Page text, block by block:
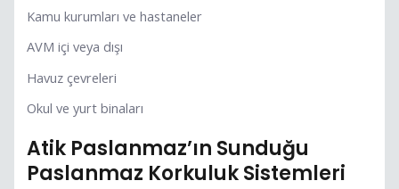
Kamu kurumları ve hastaneler
AVM içi veya dışı
Havuz çevreleri
Okul ve yurt binaları
Atik Paslanmaz’ın Sunduğu
Paslanmaz Korkuluk Sistemleri